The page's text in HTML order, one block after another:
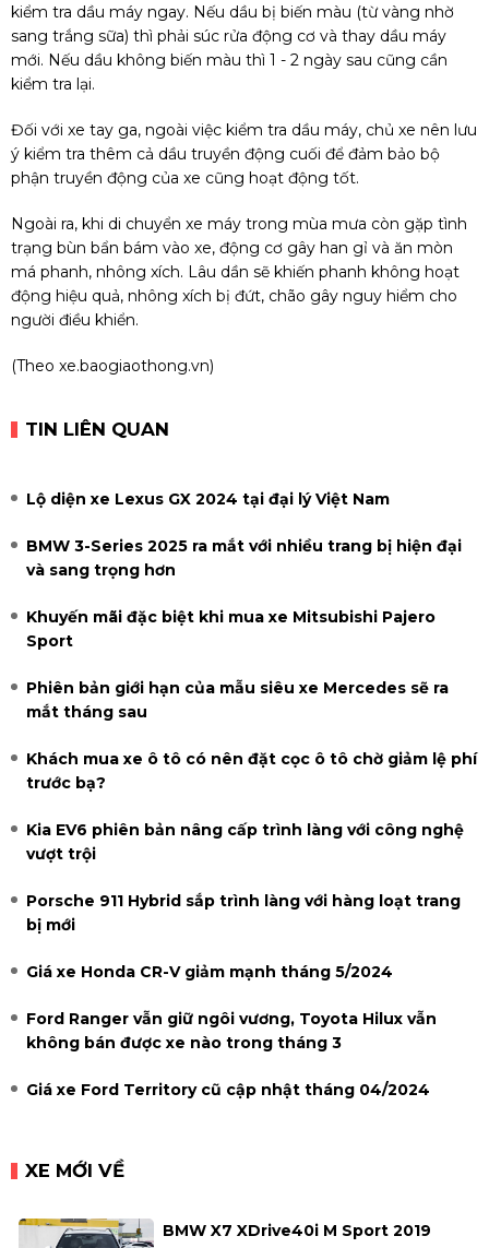
kiểm tra dầu máy ngay. Nếu dầu bị biến màu (từ vàng nhờ
sang trắng sữa) thì phải súc rửa động cơ và thay dầu máy
mới. Nếu dầu không biến màu thì 1 - 2 ngày sau cũng cần
kiểm tra lại.
Đối với xe tay ga, ngoài việc kiểm tra dầu máy, chủ xe nên lưu
ý kiểm tra thêm cả dầu truyền động cuối để đảm bảo bộ
phận truyền động của xe cũng hoạt động tốt.
Ngoài ra, khi di chuyển xe máy trong mùa mưa còn gặp tình
trạng bùn bẩn bám vào xe, động cơ gây han gỉ và ăn mòn
má phanh, nhông xích. Lâu dần sẽ khiến phanh không hoạt
động hiệu quả, nhông xích bị đứt, chão gây nguy hiểm cho
người điều khiển.
(Theo xe.baogiaothong.vn)
TIN LIÊN QUAN
Lộ diện xe Lexus GX 2024 tại đại lý Việt Nam
BMW 3-Series 2025 ra mắt với nhiều trang bị hiện đại
và sang trọng hơn
Khuyến mãi đặc biệt khi mua xe Mitsubishi Pajero
Sport
Phiên bản giới hạn của mẫu siêu xe Mercedes sẽ ra
mắt tháng sau
Khách mua xe ô tô có nên đặt cọc ô tô chờ giảm lệ phí
trước bạ?
Kia EV6 phiên bản nâng cấp trình làng với công nghệ
vượt trội
Porsche 911 Hybrid sắp trình làng với hàng loạt trang
bị mới
Giá xe Honda CR-V giảm mạnh tháng 5/2024
Ford Ranger vẫn giữ ngôi vương, Toyota Hilux vẫn
không bán được xe nào trong tháng 3
Giá xe Ford Territory cũ cập nhật tháng 04/2024
XE MỚI VỀ
BMW X7 XDrive40i M Sport 2019